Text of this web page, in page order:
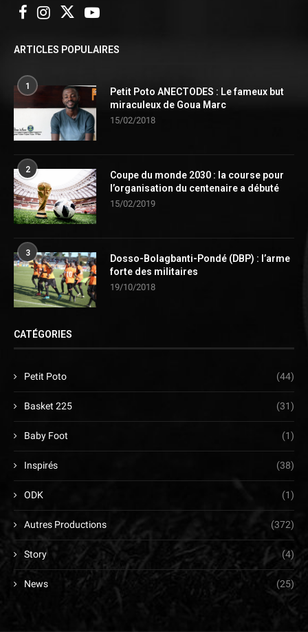
ARTICLES POPULAIRES
1
Petit Poto ANECTODES : Le fameux but
miraculeux de Goua Marc
15/02/2018
2
Coupe du monde 2030 : la course pour
l’organisation du centenaire a débuté
15/02/2019
3
Dosso-Bolagbanti-Pondé (DBP) : l’arme
forte des militaires
19/10/2018
CATÉGORIES
Petit Poto (44)
Basket 225 (31)
Baby Foot (1)
Inspirés (38)
ODK (1)
Autres Productions (372)
Story (4)
News (25)